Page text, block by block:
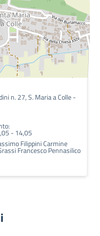
n. 27, S. Maria a Colle -
- 14,05
Filippini Carmine
Francesco Pennasilico